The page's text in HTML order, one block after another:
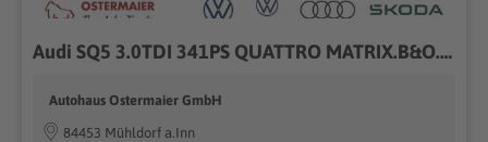
Audi SQ5 3.0TDI 341PS QUATTRO MATRIX.B&O.STANDHZG.HUD.KAMERA
Autohaus Ostermaier GmbH
84453 Mühldorf a.Inn